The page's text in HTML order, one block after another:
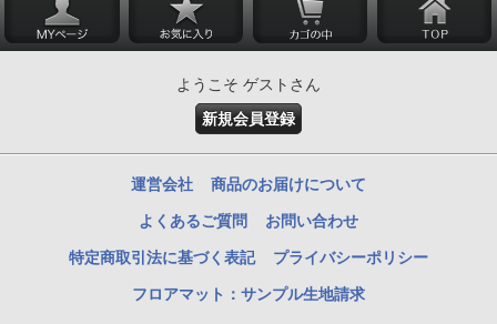
ようこそ ゲストさん
新規会員登録
運営会社 商品のお届けについて
よくあるご質問 お問い合わせ
特定商取引法に基づく表記 プライバシーポリシー
フロアマット：サンプル生地請求